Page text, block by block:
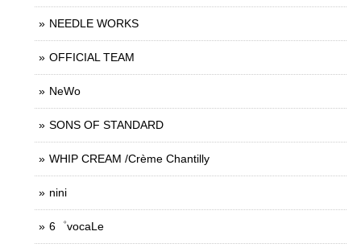
NEEDLE WORKS
OFFICIAL TEAM
NeWo
SONS OF STANDARD
WHIP CREAM /Crème Chantilly
nini
6゜vocaLe